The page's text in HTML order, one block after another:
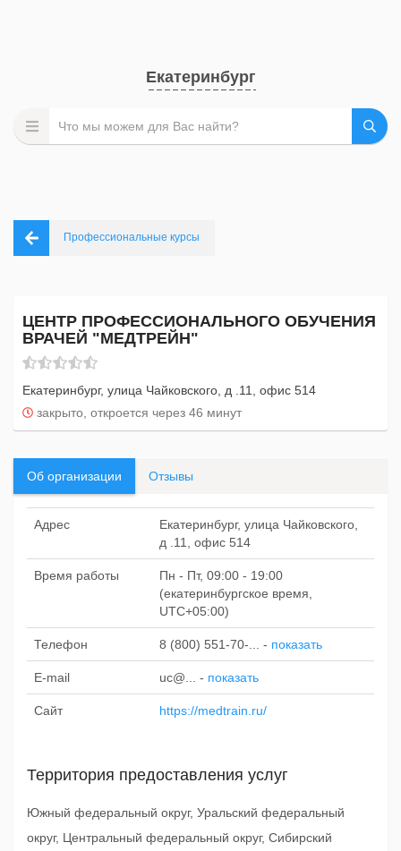
Екатеринбург
Профессиональные курсы
ЦЕНТР ПРОФЕССИОНАЛЬНОГО ОБУЧЕНИЯ
ВРАЧЕЙ "МЕДТРЕЙН"
Екатеринбург, улица Чайковского, д .11, офис 514
закрыто, откроется через 46 минут
Об организации Отзывы
Адрес
Екатеринбург, улица Чайковского,
д .11, офис 514
Время работы
Пн - Пт, 09:00 - 19:00
(екатеринбургское время,
UTC+05:00)
Телефон 8 (800) 551-70-... - показать
E-mail uc@... - показать
Сайт https://medtrain.ru/
Территория предоставления услуг
Южный федеральный округ, Уральский федеральный
округ, Центральный федеральный округ, Сибирский